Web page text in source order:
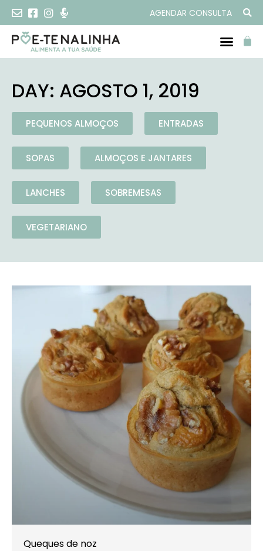
AGENDAR CONSULTA
DAY: AGOSTO 1, 2019
PEQUENOS ALMOÇOS ENTRADAS
SOPAS ALMOÇOS E JANTARES
LANCHES SOBREMESAS
VEGETARIANO
Queques de noz